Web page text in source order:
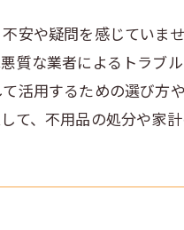
安や疑問を感じてい
質な業者によるトラブ
活用するための選び
て、不用品の処分や家